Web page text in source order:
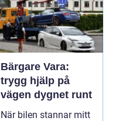
Bärgare Vara:
trygg hjälp på
vägen dygnet runt
När bilen stannar mitt